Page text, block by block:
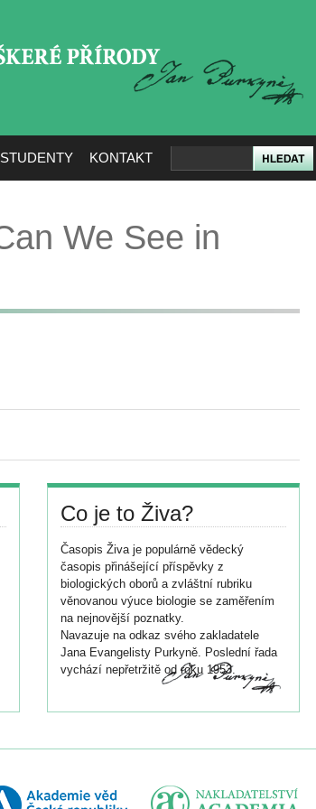
KONTAKT
We See in
Co je to Živa?
Časopis Živa je populárně vědecký
časopis přinášející příspěvky z
biologických oborů a zvláštní rubriku
věnovanou výuce biologie se zaměřením
na nejnovější poznatky.
Navazuje na odkaz svého zakladatele
Jana Evangelisty Purkyně. Poslední řada
vychází nepřetržitě od roku 1953.